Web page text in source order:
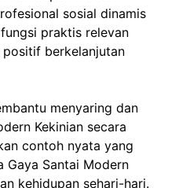
sosial dinamis
praktis relevan
berkelanjutan
menyaring dan
Kekinian secara
contoh nyata yang
Gaya Santai Modern
kehidupan sehari-hari.